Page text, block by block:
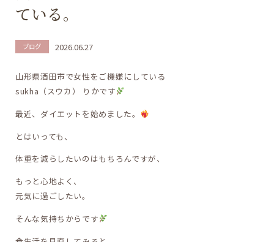
ている。
ブログ 2026.06.27
山形県酒田市で女性をご機嫌にしている
sukha（スウカ） りかです
最近、ダイエットを始めました。
とはいっても、
体重を減らしたいのはもちろんですが、
もっと心地よく、
元気に過ごしたい。
そんな気持ちからです